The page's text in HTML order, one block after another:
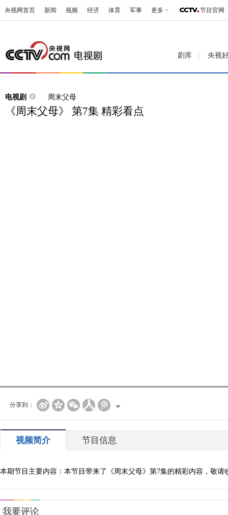
央视网首页 新闻 视频 经济 体育 军事 更多 节目官网
剧库 央视
电视剧 周末父母
《周末父母》 第7集 精彩看点
分享到：
视频简介 节目信息
本期节目主要内容：本节目带来了《周末父母》第7集的精彩内容，敬请